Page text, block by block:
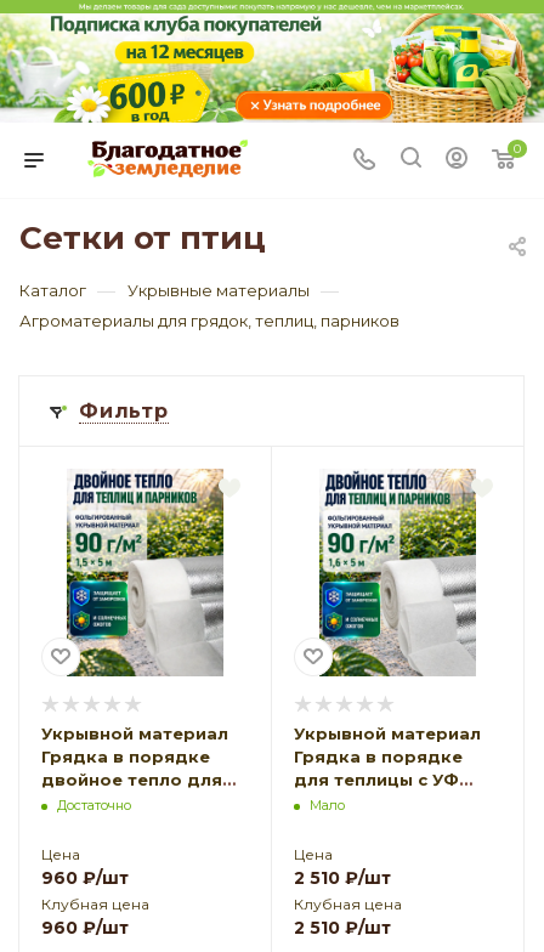
0
Сетки от птиц
Каталог — Укрывные материалы —
Агроматериалы для грядок, теплиц, парников
Фильтр
Укрывной материал
Грядка в порядке
двойное тепло для
теплицы с УФ
белый
фольгированный 90 г/
м2, 1,5 х 5 м
Благодатное
Земледелие VIP
Достаточно
Цена
960 ₽/шт
Клубная цена
960 ₽/шт
Укрывной материал
Грядка в порядке
для теплицы с УФ
стабилизатором
фольгированный
двойное тепло 90 г/
м2, 1,6 х 5 м
Благодатное
Земледелие
Мало
Цена
2 510 ₽/шт
Клубная цена
2 510 ₽/шт